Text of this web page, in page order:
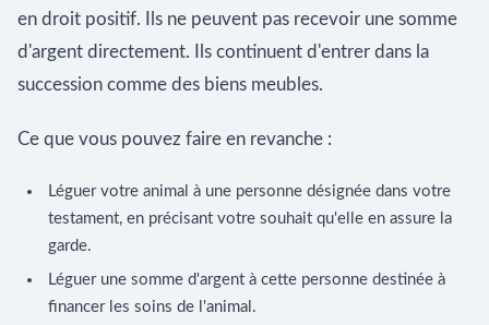
en droit positif. Ils ne peuvent pas recevoir une somme
d'argent directement. Ils continuent d'entrer dans la
succession comme des biens meubles.
Ce que vous pouvez faire en revanche :
Léguer votre animal à une personne désignée dans votre
testament, en précisant votre souhait qu'elle en assure la
garde.
Léguer une somme d'argent à cette personne destinée à
financer les soins de l'animal.